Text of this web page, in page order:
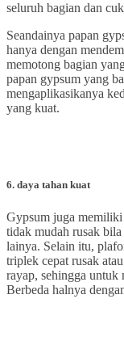
seluruh bagian dan
Seandainya papan
hanya dengan
memotong bagian
papan gypsum yang
mengaplikasikanya
yang kuat.
6. daya tahan kuat
Gypsum juga memiliki
tidak mudah rusak
lainya. Selain itu,
triplek cepat rusak
rayap, sehingga untuk
Berbeda halnya